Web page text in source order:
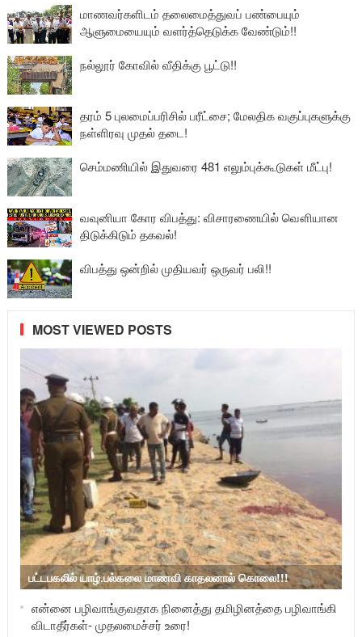
மாணவர்களிடம் தலைமைத்துவப் பண்பையும்
ஆளுமையையும் வளர்த்தெடுக்க வேண்டும்!!
நல்லூர் கோவில் வீதிக்கு பூட்டு!!
தரம் 5 புலமைப்பரிசில் பரீட்சை; மேலதிக வகுப்புகளுக்கு
நள்ளிரவு முதல் தடை!
செம்மணியில் இதுவரை 481 எலும்புக்கூடுகள் மீட்பு!
வவுனியா கோர விபத்து: விசாரணையில் வௌியான
திடுக்கிடும் தகவல்!
விபத்து ஒன்றில் முதியவர் ஒருவர் பலி!!
MOST VIEWED POSTS
பட்டபகலில் யாழ்.பல்கலை மாணவி காதலனால் கொலை!!!
என்னை பழிவாங்குவதாக நினைத்து தமிழினத்தை பழிவாங்கி
விடாதீர்கள்- முதலமைச்சர் உரை!